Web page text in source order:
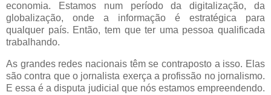
economia. Estamos num período da digitalização, da
globalização, onde a informação é estratégica para
qualquer país. Então, tem que ter uma pessoa qualificada
trabalhando.
As grandes redes nacionais têm se contraposto a isso. Elas
são contra que o jornalista exerça a profissão no jornalismo.
E essa é a disputa judicial que nós estamos empreendendo.